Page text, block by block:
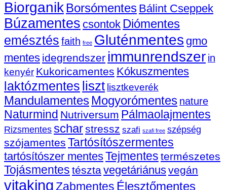
bejegyzéshez
és
Biorganik Borsómentes Bálint Cseppek
Búzamentes csontok Diómentes
emésztés faith free Gluténmentes gmo
mentes idegrendszer immunrendszer in
kenyér Kukoricamentes Kókuszmentes
laktózmentes liszt lisztkeverék
Mandulamentes Mogyorómentes nature
Naturmind Nutriversum Pálmaolajmentes
Rizsmentes scharstressz szafi szafi free szépség
szójamentes Tartósítószermentes
tartósítószer mentesTejmentes természetes
Tojásmentes tésztavegetáriánusvegán
vitakingZabmentes Élesztőmentes